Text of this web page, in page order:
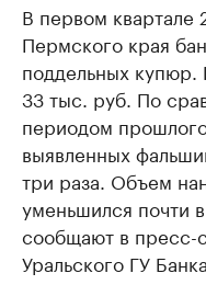
В первом квартале
Пермского края
поддельных
33 тыс. руб. По
периодом
выявленных
три раза. Объем
уменьшился почти
сообщают в пресс-
Уральского ГУ